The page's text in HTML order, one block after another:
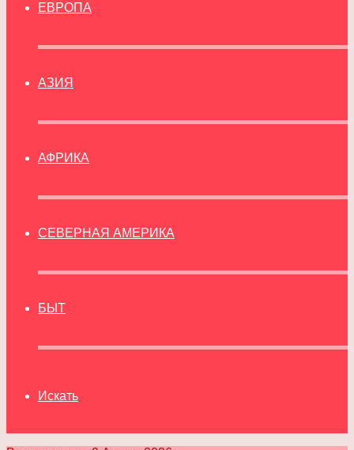
ЕВРОПА
АЗИЯ
АФРИКА
СЕВЕРНАЯ АМЕРИКА
БЫТ
Искать